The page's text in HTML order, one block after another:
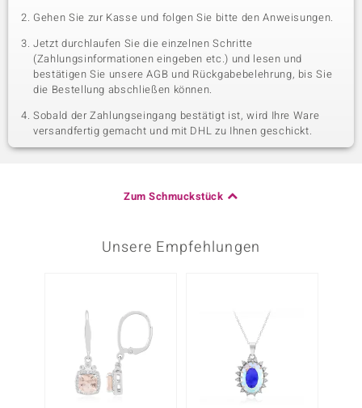
Gehen Sie zur Kasse und folgen Sie bitte den Anweisungen.
Jetzt durchlaufen Sie die einzelnen Schritte
(Zahlungsinformationen eingeben etc.) und lesen und
bestätigen Sie unsere AGB und Rückgabebelehrung, bis Sie
die Bestellung abschließen können.
Sobald der Zahlungseingang bestätigt ist, wird Ihre Ware
versandfertig gemacht und mit DHL zu Ihnen geschickt.
Zum Schmuckstück
Unsere Empfehlungen